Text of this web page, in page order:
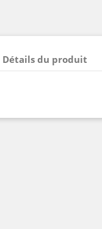
Détails du produit